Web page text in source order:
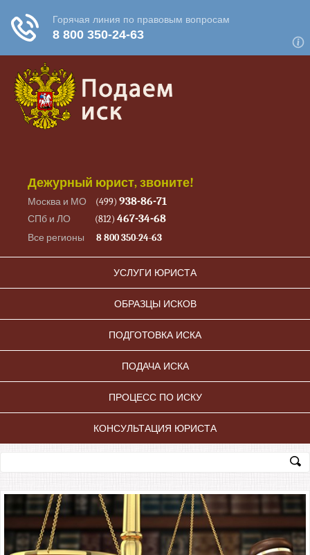
Дежурный юрист, звоните!
Москва и МО (499) 938-86-71
СПб и ЛО (812) 467-34-68
Все регионы 8 800 350-24-63
УСЛУГИ ЮРИСТА
ОБРАЗЦЫ ИСКОВ
ПОДГОТОВКА ИСКА
ПОДАЧА ИСКА
ПРОЦЕСС ПО ИСКУ
КОНСУЛЬТАЦИЯ ЮРИСТА